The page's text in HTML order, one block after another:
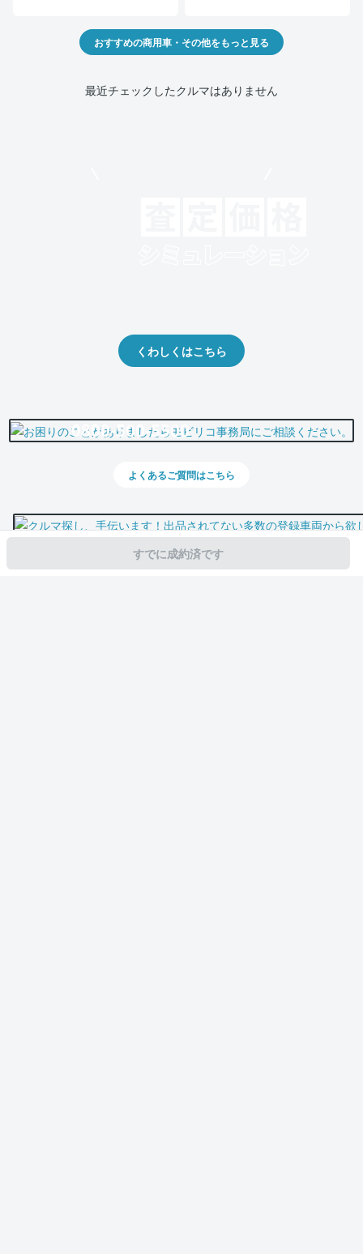
すでに成約済です
おすすめの商用車・その他をもっと見る
最近チェックしたクルマはありません
くわしくはこちら
0800-500-5500
よくあるご質問はこちら